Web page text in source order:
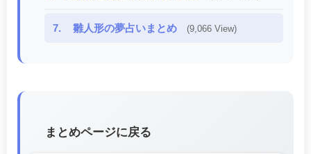
7. 雛人形の夢占いまとめ (9,066 View)
まとめページに戻る